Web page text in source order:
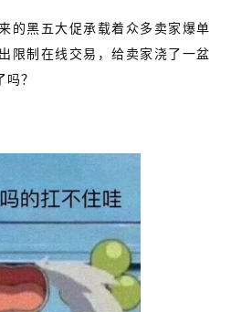
的黑五大促承载着众多卖家爆单
限制在线交易，给卖家浇了一盆
？